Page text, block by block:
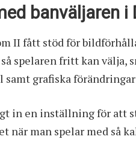
banväljaren i
II fått stöd för
spelaren fritt kan välja,
grafiska
in en inställning för att
man spelar med så